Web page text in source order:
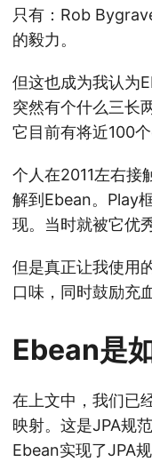
只有：Rob
的毅力。
但这也成为我认为
突然有个什么三长
它目前有将近100
个人在2011左右接
解到Ebean。Play
现。当时就被它优
但是真正让我使用
口味，同时鼓励充
Ebean是
在上文中，我们已
映射。这是JPA规
Ebean实现了JPA